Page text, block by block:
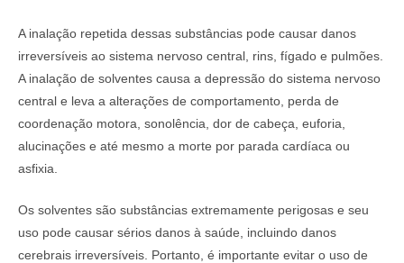
A inalação repetida dessas substâncias pode causar danos
irreversíveis ao sistema nervoso central, rins, fígado e pulmões.
A inalação de solventes causa a depressão do sistema nervoso
central e leva a alterações de comportamento, perda de
coordenação motora, sonolência, dor de cabeça, euforia,
alucinações e até mesmo a morte por parada cardíaca ou
asfixia.
Os solventes são substâncias extremamente perigosas e seu
uso pode causar sérios danos à saúde, incluindo danos
cerebrais irreversíveis. Portanto, é importante evitar o uso de